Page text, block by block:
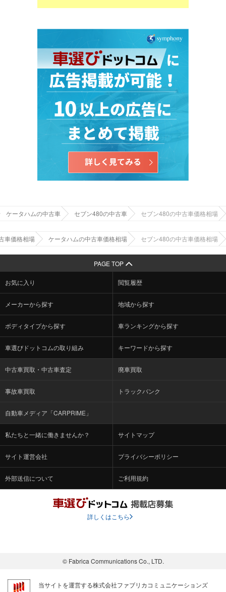
ケータハムの中古車 セブン480の中古車 セブン480の中古車価格相場
車価格相場 ケータハムの中古車価格相場 セブン480の中古車価格相場
PAGE TOP
お気に入り 閲覧履歴
メーカーから探す 地域から探す
ボディタイプから探す 車ランキングから探す
車選びドットコムの取り組み キーワードから探す
中古車買取・中古車査定 廃車買取
事故車買取 トラックバンク
自動車メディア「CARPRIME」
私たちと一緒に働きませんか？ サイトマップ
サイト運営会社 プライバシーポリシー
外部送信について ご利用規約
詳しくはこちら
© Fabrica Communications Co., LTD.
当サイトを運営する株式会社ファブリカコミュニケーションズ